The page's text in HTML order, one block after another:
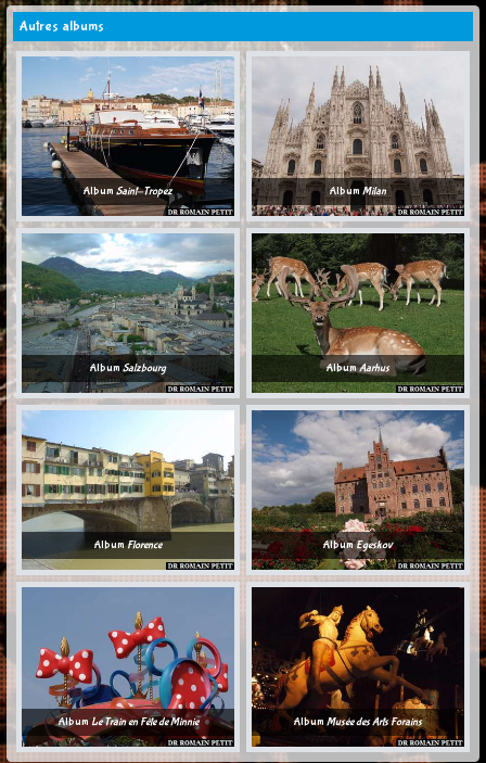
Autres albums
Album Saint-Tropez Album Milan
Album Salzbourg AlbumAarhus
AlbumFlorence AlbumEgeskov
AlbumLe Train en Fête de Minnie Album Musée des Arts Forains